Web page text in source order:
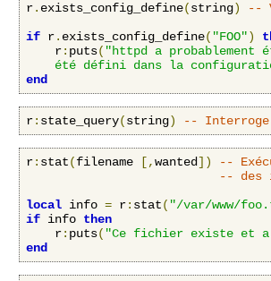
r. exists_config_define(string)
--
if r. exists_config_define( "FOO")
    r
: puts( "httpd a probablement
été défini dans la
end
r: state_query(string) --
r: stat(filename [,wanted])
--
-- des
local info = r: stat( "/var/www/
if info then
    r
: puts( "Ce fichier existe et
end